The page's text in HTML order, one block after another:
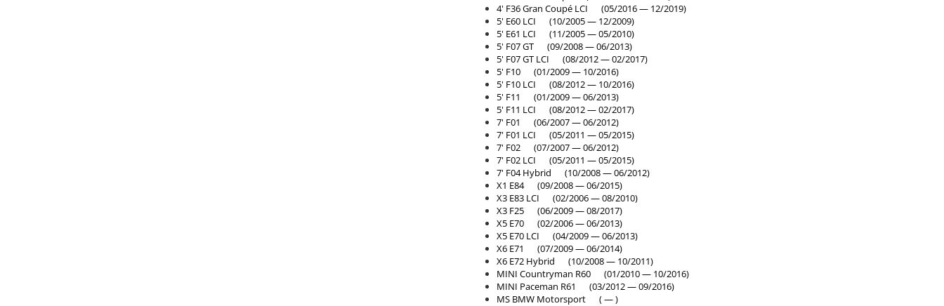
4' F36 Gran Coupé LCI (05/2016 — 12/2019)
5' E60 LCI (10/2005 — 12/2009)
5' E61 LCI (11/2005 — 05/2010)
5' F07 GT (09/2008 — 06/2013)
5' F07 GT LCI (08/2012 — 02/2017)
5' F10 (01/2009 — 10/2016)
5' F10 LCI (08/2012 — 10/2016)
5' F11 (01/2009 — 06/2013)
5' F11 LCI (08/2012 — 02/2017)
7' F01 (06/2007 — 06/2012)
7' F01 LCI (05/2011 — 05/2015)
7' F02 (07/2007 — 06/2012)
7' F02 LCI (05/2011 — 05/2015)
7' F04 Hybrid (10/2008 — 06/2012)
X1 E84 (09/2008 — 06/2015)
X3 E83 LCI (02/2006 — 08/2010)
X3 F25 (06/2009 — 08/2017)
X5 E70 (02/2006 — 06/2013)
X5 E70 LCI (04/2009 — 06/2013)
X6 E71 (07/2009 — 06/2014)
X6 E72 Hybrid (10/2008 — 10/2011)
MINI Countryman R60 (01/2010 — 10/2016)
MINI Paceman R61 (03/2012 — 09/2016)
MS BMW Motorsport ( — )